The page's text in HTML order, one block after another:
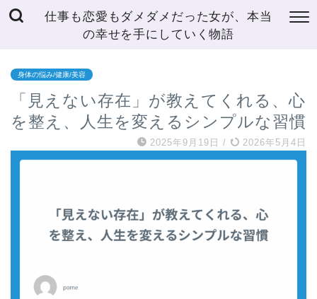
仕事も恋愛もダメダメだった女が、本当
の幸せを手にしていく物語
身体の悩み/健康/美容
「見えない存在」が教えてくれる、心
を整え、人生を変えるシンプルな習慣
2025年9月19日 / 2026年5月4日